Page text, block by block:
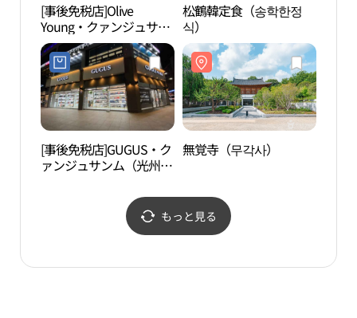
[事後免税店]Olive
Young・クァンジュサン
ムシチョン（光州尚武市
庁）店(올리브영 광주상
무시청점)
松鶴韓定食（송학한정
식）
[事後免税店]GUGUS・ク
ァンジュサンム（光州尚
無覚寺（무각사）
もっと見る